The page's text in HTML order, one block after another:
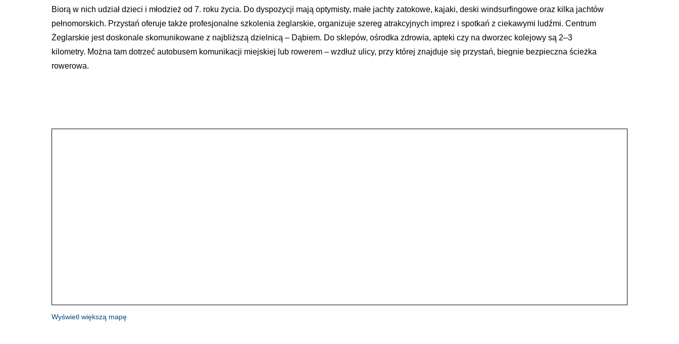
Biorą w nich udział dzieci i młodzież od 7. roku życia. Do dyspozycji mają optymisty, małe jachty zatokowe, kajaki, deski windsurfingowe oraz kilka jachtów
pełnomorskich. Przystań oferuje także profesjonalne szkolenia żeglarskie, organizuje szereg atrakcyjnych imprez i spotkań z ciekawymi ludźmi. Centrum
Żeglarskie jest doskonale skomunikowane z najbliższą dzielnicą – Dąbiem. Do sklepów, ośrodka zdrowia, apteki czy na dworzec kolejowy są 2–3
kilometry. Można tam dotrzeć autobusem komunikacji miejskiej lub rowerem – wzdłuż ulicy, przy której znajduje się przystań, biegnie bezpieczna ścieżka
rowerowa.
Wyświetl większą mapę